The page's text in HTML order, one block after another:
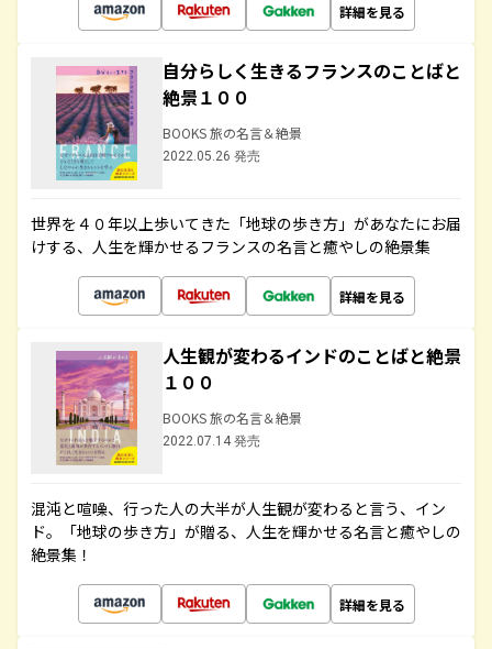
詳細を見る
自分らしく生きるフランスのことばと
絶景１００
BOOKS 旅の名言＆絶景
2022.05.26 発売
世界を４０年以上歩いてきた「地球の歩き方」があなたにお届
けする、人生を輝かせるフランスの名言と癒やしの絶景集
詳細を見る
人生観が変わるインドのことばと絶景
１００
BOOKS 旅の名言＆絶景
2022.07.14 発売
混沌と喧噪、行った人の大半が人生観が変わると言う、イン
ド。「地球の歩き方」が贈る、人生を輝かせる名言と癒やしの
絶景集！
詳細を見る